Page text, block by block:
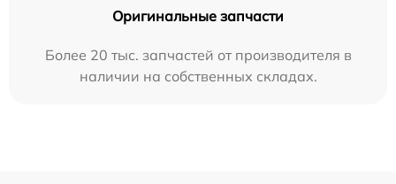
Оригинальные запчасти
Более 20 тыс. запчастей от производителя в
наличии на собственных складах.